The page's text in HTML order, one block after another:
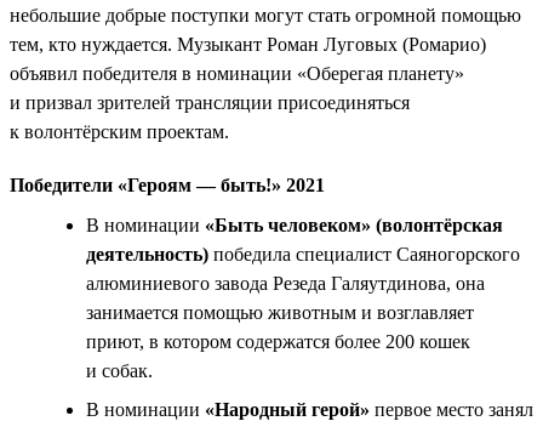
небольшие добрые поступки могут стать огромной помощью
тем, кто нуждается. Музыкант Роман Луговых (Ромарио)
объявил победителя в номинации «Оберегая планету»
и призвал зрителей трансляции присоединяться
к волонтёрским проектам.
Победители «Героям — быть!» 2021
В номинации «Быть человеком» (волонтёрская
деятельность) победила специалист Саяногорского
алюминиевого завода Резеда Галяутдинова, она
занимается помощью животным и возглавляет
приют, в котором содержатся более 200 кошек
и собак.
В номинации «Народный герой» первое место занял